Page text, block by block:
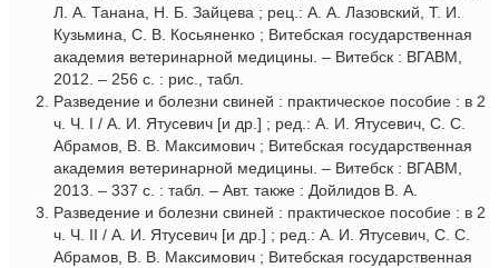
Л. А. Танана, Н. Б. Зайцева ; рец.: А. А. Лазовский, Т. И.
Кузьмина, С. В. Косьяненко ; Витебская государственная
академия ветеринарной медицины. – Витебск : ВГАВМ,
2012. – 256 с. : рис., табл.
Разведение и болезни свиней : практическое пособие : в 2
ч. Ч. I / А. И. Ятусевич [и др.] ; ред.: А. И. Ятусевич, С. С.
Абрамов, В. В. Максимович ; Витебская государственная
академия ветеринарной медицины. – Витебск : ВГАВМ,
2013. – 337 с. : табл. – Авт. также : Дойлидов В. А.
Разведение и болезни свиней : практическое пособие : в 2
ч. Ч. II / А. И. Ятусевич [и др.] ; ред.: А. И. Ятусевич, С. С.
Абрамов, В. В. Максимович ; Витебская государственная